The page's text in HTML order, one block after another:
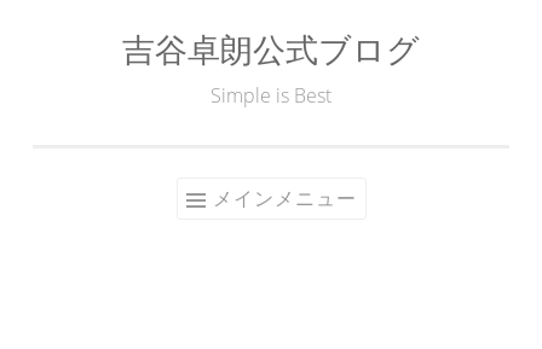
吉谷卓朗公式ブログ
Simple is Best
メインメニュー